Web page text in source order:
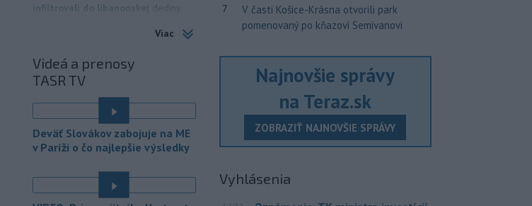
infiltrovali do libanonskej
dediny
val. Dedina je súčasťou tzv. pilotných
stiahla a kontrolu prevzala libanonská
armáda.
Building Information
Modeling) už nie je vízia
budúcnosti, ale zásadne mení
spôsob navrhovania, koordinovania aj
19:07 - Horskí záchranári z
Viac
Videá a prenosy
TASR TV
Deväť Slovákov zabojuje na ME
v Paríži o čo najlepšie výsledky
7
V časti Košice-Krásna otvorili park
pomenovaný po kňazovi Semivanovi
Najnovšie správy
na Teraz.sk
ZOBRAZIŤ NAJNOVŠIE SPRÁVY
Vyhlásenia